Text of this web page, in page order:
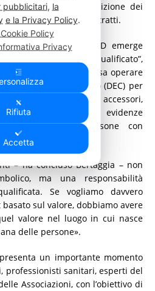
definizione dei
dei contratti.
da FAND, AMD e SID emerge
del “referente qualificato”,
dei pazienti, che possa operare
del Contratto (DEC) per
forniture, servizi accessori,
e raccolta delle evidenze
diretta delle persone con
– ha concluso Bertaggia – non
ma una responsabilità
Se vogliamo davvero
sul valore, dobbiamo avere
valore nel luogo in cui nasce
delle persone».
un importante momento
professionisti sanitari, esperti del
Associazioni, con l’obiettivo di
pubblicitari, la
e la Privacy Policy.
Policy
Privacy
Rifiuta
Accetta